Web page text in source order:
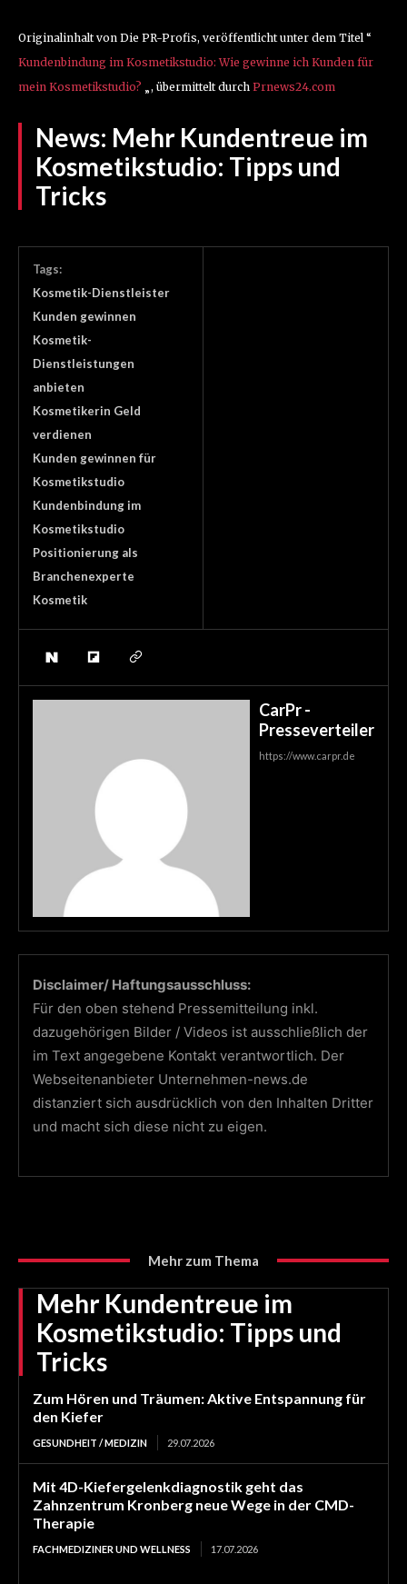
Originalinhalt von Die PR-Profis, veröffentlicht unter dem Titel “
Kundenbindung im Kosmetikstudio: Wie gewinne ich Kunden für
mein Kosmetikstudio? „, übermittelt durch Prnews24.com
News: Mehr Kundentreue im
Kosmetikstudio: Tipps und
Tricks
Tags:
Kosmetik-Dienstleister
Kunden gewinnen
Kosmetik-
Dienstleistungen
anbieten
Kosmetikerin Geld
verdienen
Kunden gewinnen für
Kosmetikstudio
Kundenbindung im
Kosmetikstudio
Positionierung als
Branchenexperte
Kosmetik
CarPr -
Presseverteiler
https://www.carpr.de
Disclaimer/ Haftungsausschluss:
Für den oben stehend Pressemitteilung inkl.
dazugehörigen Bilder / Videos ist ausschließlich der
im Text angegebene Kontakt verantwortlich. Der
Webseitenanbieter Unternehmen-news.de
distanziert sich ausdrücklich von den Inhalten Dritter
und macht sich diese nicht zu eigen.
Mehr zum Thema
Mehr Kundentreue im
Kosmetikstudio: Tipps und
Tricks
Zum Hören und Träumen: Aktive Entspannung für
den Kiefer
GESUNDHEIT / MEDIZIN 29.07.2026
Mit 4D-Kiefergelenkdiagnostik geht das
Zahnzentrum Kronberg neue Wege in der CMD-
Therapie
FACHMEDIZINER UND WELLNESS 17.07.2026